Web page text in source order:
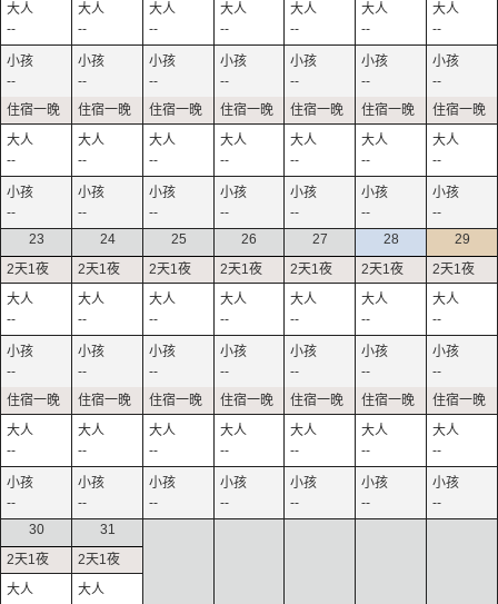
--
--
--
--
--
--
--
--
--
--
--
--
--
--
--
--
--
--
--
--
--
--
--
--
--
--
--
--
23
--
--
--
--
24
--
--
--
--
25
--
--
--
--
26
--
--
--
--
27
--
--
--
--
28
--
--
--
--
29
--
--
--
--
30
31